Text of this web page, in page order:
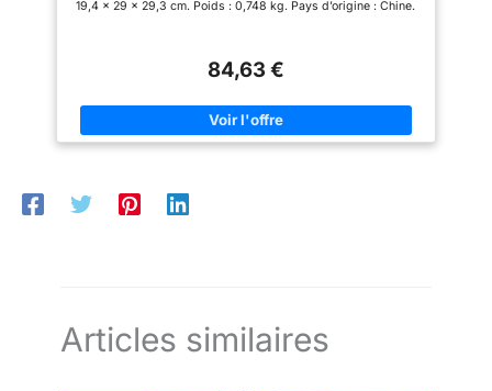
19,4 x 29 x 29,3 cm. Poids : 0,748 kg. Pays d’origine : Chine.
84,63 €
Articles similaires